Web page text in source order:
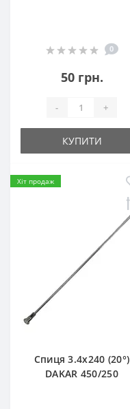
0
50 грн.
- +
КУПИТИ
Хіт продаж
Спиця 3.4х240 (20°)
DAKAR 450/250